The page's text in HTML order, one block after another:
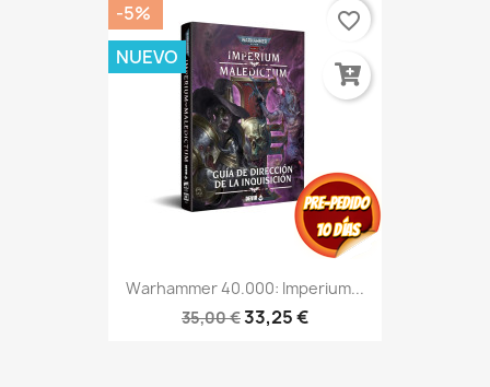
Warhammer 40.000: Imperium...
35,00 €33,25 €
-5%
NUEVO
favorite_border